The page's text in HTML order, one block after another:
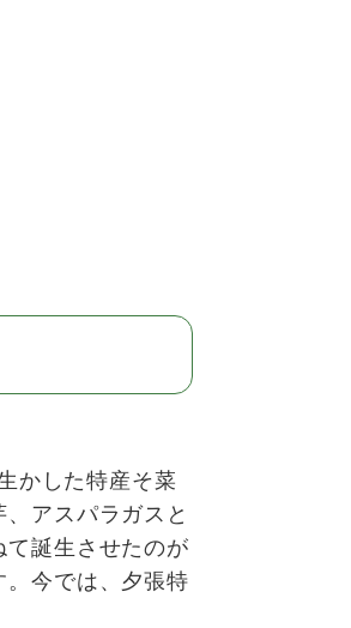
かした特産そ菜
アスパラガスと
誕生させたのが
今では、夕張特